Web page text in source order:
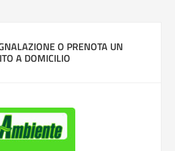
O PRENOTA UN
A DOMICILIO